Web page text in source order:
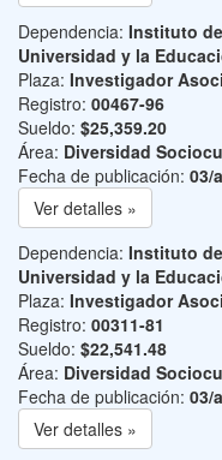
Dependencia: Instituto
Universidad y la
Plaza: Investigador
Registro: 00467-96
Sueldo: $25,359.20
Área: Diversidad
Fecha de publicación: 03/
Ver detalles »
Dependencia: Instituto
Universidad y la
Plaza: Investigador
Registro: 00311-81
Sueldo: $22,541.48
Área: Diversidad
Fecha de publicación: 03/
Ver detalles »